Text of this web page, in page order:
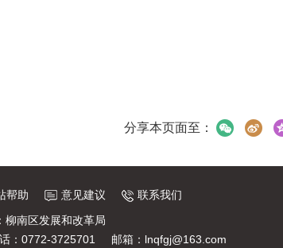
分享本页面至：
帮助 意见建议 联系我们
柳南区发展和改革局
：0772-3725701 邮箱：lnqfgj@163.com